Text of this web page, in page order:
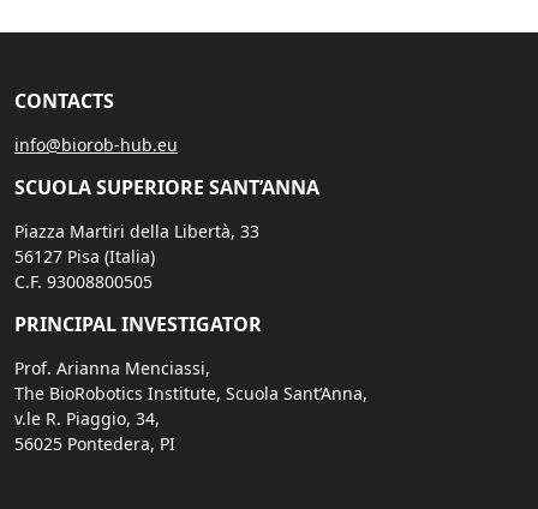
CONTACTS
info@biorob-hub.eu
SCUOLA SUPERIORE SANT’ANNA
Piazza Martiri della Libertà, 33
56127 Pisa (Italia)
C.F. 93008800505
PRINCIPAL INVESTIGATOR
Prof. Arianna Menciassi,
The BioRobotics Institute, Scuola Sant’Anna,
v.le R. Piaggio, 34,
56025 Pontedera, PI